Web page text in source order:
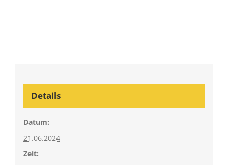
Details
Datum:
21.06.2024
Zeit: